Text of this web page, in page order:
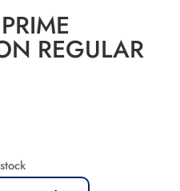
REGULAR